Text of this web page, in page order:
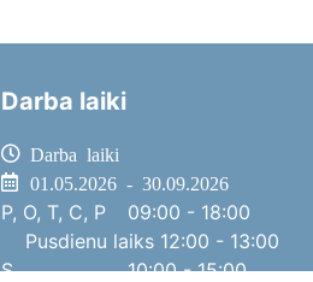
Darba laiki
Darba laiki
01.05.2026 - 30.09.2026
P, O, T, C, P
09:00 - 18:00
Pusdienu laiks 12:00 - 13:00
S
10:00 - 15:00